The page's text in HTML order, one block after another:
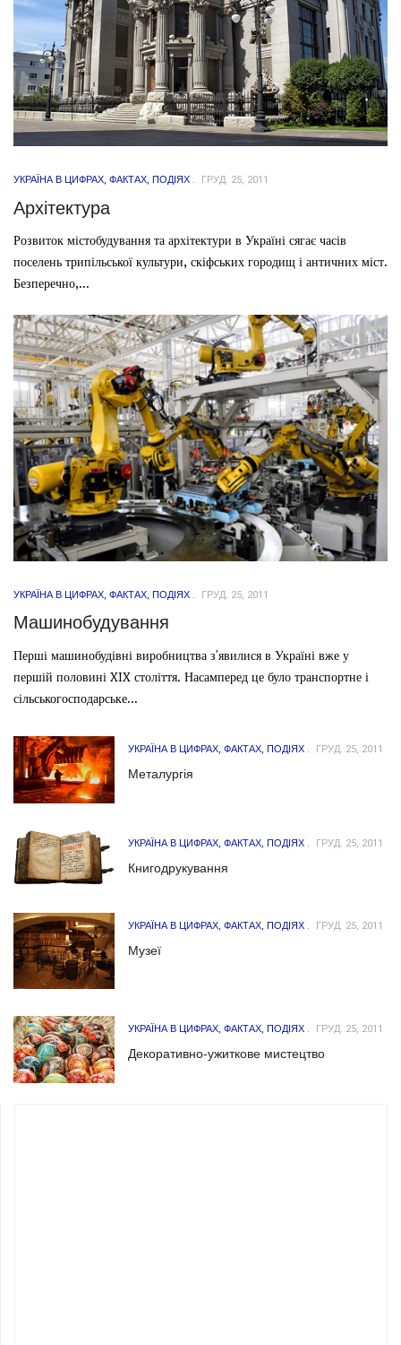
УКРАЇНА В ЦИФРАХ, ФАКТАХ, ПОДІЯХ ГРУД. 25, 2011
Архітектура
Розвиток містобудування та архітектури в Україні сягає часів
поселень трипільської культури, скіфських городищ і античних міст.
Безперечно,...
УКРАЇНА В ЦИФРАХ, ФАКТАХ, ПОДІЯХ ГРУД. 25, 2011
Машинобудування
Перші машинобудівні виробництва з'явилися в Україні вже у
першій половині XIX століття. Насамперед це було транспортне і
сільськогосподарське...
УКРАЇНА В ЦИФРАХ, ФАКТАХ, ПОДІЯХ ГРУД. 25, 2011
Металургія
УКРАЇНА В ЦИФРАХ, ФАКТАХ, ПОДІЯХ ГРУД. 25, 2011
Книгодрукування
УКРАЇНА В ЦИФРАХ, ФАКТАХ, ПОДІЯХ ГРУД. 25, 2011
Музеї
УКРАЇНА В ЦИФРАХ, ФАКТАХ, ПОДІЯХ ГРУД. 25, 2011
Декоративно-ужиткове мистецтво